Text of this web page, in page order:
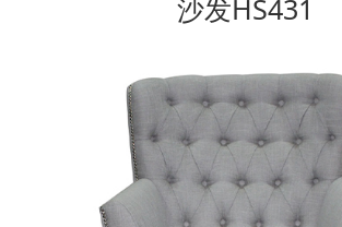
沙发HS431